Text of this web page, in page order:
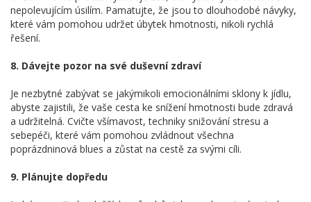
nepolevujícím úsilím. Pamatujte, že jsou to dlouhodobé návyky,
které vám pomohou udržet úbytek hmotnosti, nikoli rychlá
řešení.
8. Dávejte pozor na své duševní zdraví
Je nezbytné zabývat se jakýmikoli emocionálními sklony k jídlu,
abyste zajistili, že vaše cesta ke snížení hmotnosti bude zdravá
a udržitelná. Cvičte všímavost, techniky snižování stresu a
sebepéči, které vám pomohou zvládnout všechna
poprázdninová blues a zůstat na cestě za svými cíli.
9. Plánujte dopředu